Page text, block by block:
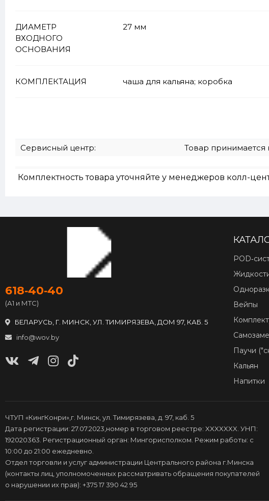
ДИАМЕТР
ВХОДНОГО
ОСНОВАНИЯ
27 мм
КОМПЛЕКТАЦИЯ чаша для кальяна; коробка
Сервисный центр: Товар принимается
Комплектность товара уточняйте у менеджеров колл-
618‑40‑40
(А1 и МТС)
БЕЛАРУСЬ, Г. МИНСК, УЛ. ТИМИРЯЗЕВА, ДОМ 97, КАБ. 5
info@wov.by
Вейпы
Паучи
Кальян
Напитки
ЧТУП «КингКонри»,г. Минск, ул. Тимирязева, д. 97, каб. 5
Дата регистрации: 27.07.2023,номер в торговом реестре: XXXXXXX. УНП:
192020363. Регистрационный орган: Мингорисполком. Режим работы: с
10:00 до 21:00 ежедневно.
Отдел торговли и услуг администрации Центрального района г.Минска
(контакты лиц, уполномоченных рассматривать обращения покупателей
о нарушении их прав): +375 17 390 42 95